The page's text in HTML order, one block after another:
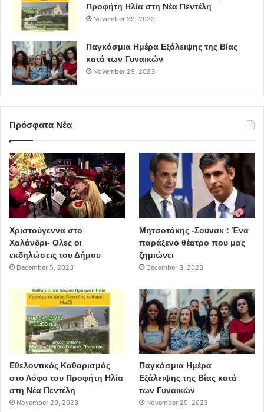
Προφήτη Ηλία στη Νέα Πεντέλη
November 29, 2023
Παγκόσμια Ημέρα Εξάλειψης της Βίας
κατά των Γυναικών
November 29, 2023
Πρόσφατα Νέα
Χριστούγεννα στο
Χαλάνδρι- Ολες οι
εκδηλώσεις του Δήμου
December 5, 2023
Μητσοτάκης -Σουνακ : Ένα
παράξενο θέατρο που μας
ζημιώνει
December 3, 2023
Εθελοντικός Καθαρισμός
στο Λόφο του Προφήτη Ηλία
στη Νέα Πεντέλη
November 29, 2023
Παγκόσμια Ημέρα
Εξάλειψης της Βίας κατά
των Γυναικών
November 29, 2023